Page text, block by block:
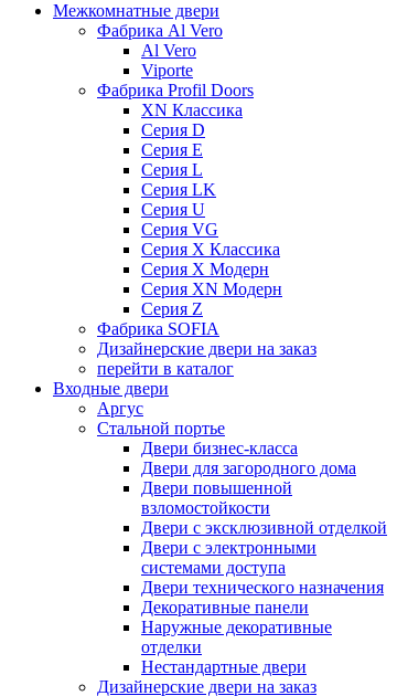
Межкомнатные двери
Фабрика Al Vero
Al Vero
Viporte
Фабрика Profil Doors
XN Классика
Серия D
Серия E
Серия L
Серия LK
Серия U
Серия VG
Серия X Классика
Серия X Модерн
Серия XN Модерн
Серия Z
Фабрика SOFIA
Дизайнерские двери на заказ
перейти в каталог
Входные двери
Аргус
Стальной портье
Двери бизнес-класса
Двери для загородного дома
Двери повышенной
взломостойкости
Двери с эксклюзивной отделкой
Двери с электронными
системами доступа
Двери технического назначения
Декоративные панели
Наружные декоративные
отделки
Нестандартные двери
Дизайнерские двери на заказ